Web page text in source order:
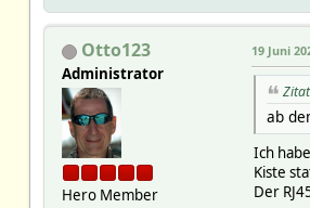
Otto123
Administrator
Hero Member
19 Juni
ab
Ich
Kiste
Der